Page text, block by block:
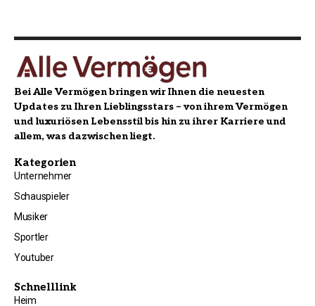
Bei Alle Vermögen bringen wir Ihnen die neuesten
Updates zu Ihren Lieblingsstars – von ihrem Vermögen
und luxuriösen Lebensstil bis hin zu ihrer Karriere und
allem, was dazwischen liegt.
Kategorien
Unternehmer
Schauspieler
Musiker
Sportler
Youtuber
Schnelllink
Heim